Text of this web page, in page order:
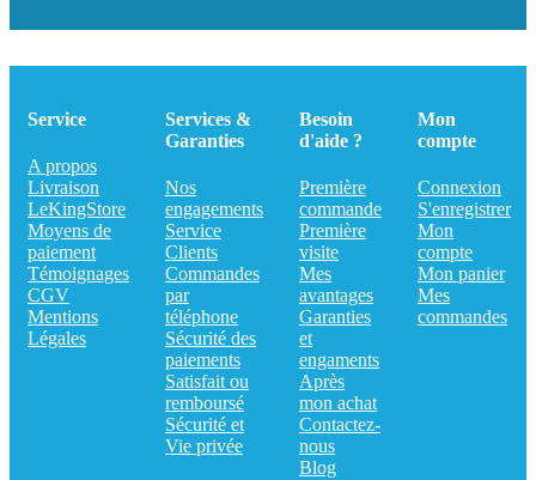
Service
A propos
Livraison
LeKingStore
Moyens de
paiement
Témoignages
CGV
Mentions
Légales
Services &
Garanties
Nos
engagements
Service
Clients
Commandes
par
téléphone
Sécurité des
paiements
Satisfait ou
remboursé
Sécurité et
Vie privée
Besoin
d'aide ?
Première
commande
Première
visite
Mes
avantages
Garanties
et
engaments
Après
mon achat
Contactez-
nous
Blog
Mon
compte
Connexion
S'enregistrer
Mon
compte
Mon panier
Mes
commandes